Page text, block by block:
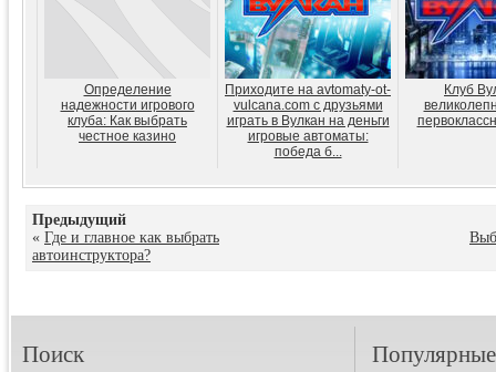
Определение
надежности игрового
клуба: Как выбрать
честное казино
Приходите на avtomaty-ot-
vulcana.com с друзьями
играть в Вулкан на деньги
игровые автоматы:
победа б...
Клуб
Предыдущий
« Где и главное как выбрать
автоинструктора?
Поиск Популярные